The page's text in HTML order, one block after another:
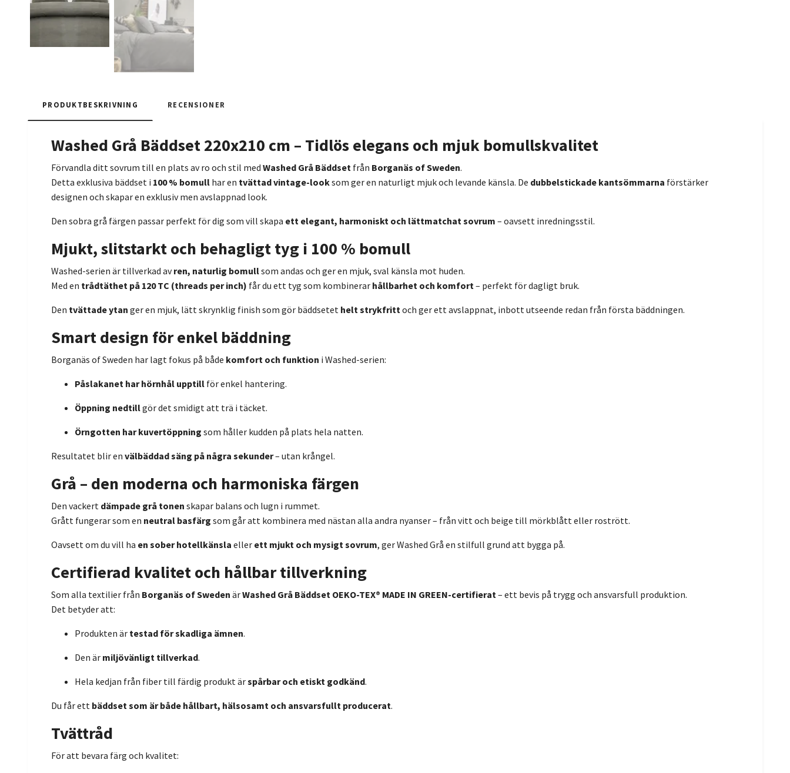
PRODUKTBESKRIVNING RECENSIONER
Washed Grå Bäddset 220x210 cm – Tidlös elegans och mjuk bomullskvalitet
Förvandla ditt sovrum till en plats av ro och stil med Washed Grå Bäddset från Borganäs of Sweden.
Detta exklusiva bäddset i 100 % bomull har en tvättad vintage-looksom ger en naturligt mjuk och levande känsla. De dubbelstickade kantsömmarna förstärker
designen och skapar en exklusiv men avslappnad look.
Den sobra grå färgen passar perfekt för dig som vill skapa ett elegant, harmoniskt och lättmatchat sovrum – oavsett inredningsstil.
Mjukt, slitstarkt och behagligt tyg i 100 % bomull
Washed-serien är tillverkad avren, naturlig bomullsom andas och ger en mjuk, sval känsla mot huden.
Med en trådtäthet på 120 TC (threads per inch) får du ett tyg som kombinerar hållbarhet och komfort– perfekt för dagligt bruk.
Den tvättade ytan ger en mjuk, lätt skrynklig finish som gör bäddsetet helt strykfrittoch ger ett avslappnat, inbott utseende redan från första bäddningen.
Smart design för enkel bäddning
Borganäs of Sweden har lagt fokus på både komfort och funktion i Washed-serien:
Påslakanet har hörnhål upptill för enkel hantering.
Öppning nedtillgör det smidigt att trä i täcket.
Örngotten har kuvertöppning som håller kudden på plats hela natten.
Resultatet blir en välbäddad säng på några sekunder– utan krångel.
Grå – den moderna och harmoniska färgen
Den vackert dämpade grå tonen skapar balans och lugn i rummet.
Grått fungerar som en neutral basfärg som går att kombinera med nästan alla andra nyanser – från vitt och beige till mörkblått eller rostrött.
Oavsett om du vill ha en sober hotellkänsla eller ett mjukt och mysigt sovrum, ger Washed Grå en stilfull grund att bygga på.
Certifierad kvalitet och hållbar tillverkning
Som alla textilier från Borganäs of Sweden ärWashed Grå Bäddset OEKO-TEX® MADE IN GREEN-certifierat– ett bevis på trygg och ansvarsfull produktion.
Det betyder att:
Produkten är testad för skadliga ämnen.
Den är miljövänligt tillverkad.
Hela kedjan från fiber till färdig produkt ärspårbar och etiskt godkänd.
Du får ett bäddset som är både hållbart, hälsosamt och ansvarsfullt producerat.
Tvättråd
För att bevara färg och kvalitet: